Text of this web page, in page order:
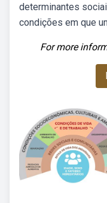
determinantes
condições em que
For more